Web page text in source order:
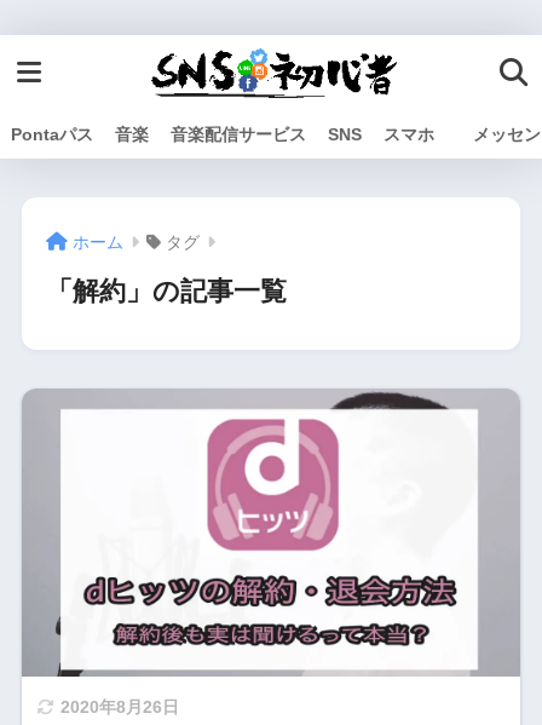
Pontaパス 音楽 音楽配信サービス SNS スマホ メッセ
ホーム タグ
「解約」の記事一覧
2020年8月26日